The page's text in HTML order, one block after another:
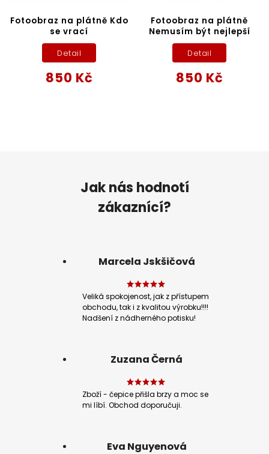
Fotoobraz na plátně Kdo
se vrací
850 Kč
Detail
Fotoobraz na plátně
Nemusím být nejlepší
850 Kč
Detail
Jak nás hodnotí
zákaznící?
Marcela Jskšičová
Veliká spokojenost, jak z přístupem
obchodu, tak i z kvalitou výrobku!!!!
Nadšení z nádherného potisku!
Zuzana Černá
Zboží - čepice přišla brzy a moc se
mi líbí. Obchod doporučuji.
Eva Nguyenová